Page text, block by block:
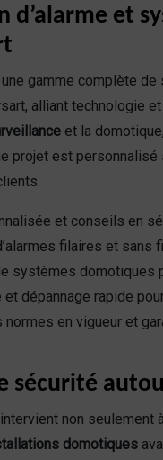
d’alarme et
gamme complète de
alliant technologie
et la
projet est personnalisé
et conseils en
filaires et sans
systèmes domotiques
et dépannage rapide
normes en vigueur et
sécurité
non seulement
domotiques